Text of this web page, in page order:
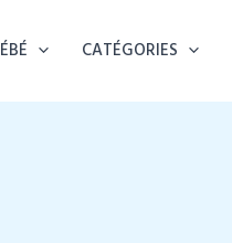
CATÉGORIES